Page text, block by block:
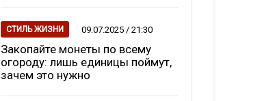
СТИЛЬ ЖИЗНИ 09.07.2025 / 21:30
Закопайте монеты по всему
огороду: лишь единицы поймут,
зачем это нужно